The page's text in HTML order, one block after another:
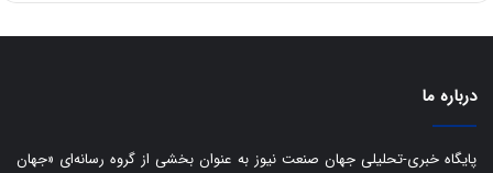
ی
ی
ف
درباره ما
پایگاه خبری-تحلیلی جهان صنعت نیوز به عنوان بخشی از گروه رسانه‌ای «جهان